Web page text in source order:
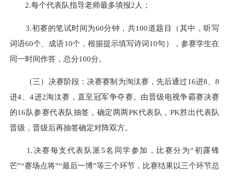
2.每个代表队指导老师最多填报2人；
3.初赛的笔试时间为60分钟，共100道题目（其中，听写
词语60个、成语10个，根据提示填写诗词10句），参赛学生在
同一时间作答，总分100分。
（三）决赛阶段：决赛赛制为淘汰赛，先后通过16进8、8
进4、4进2淘汰赛，直至冠军争夺赛。由晋级电视争霸赛决赛
的16队参赛代表队抽签，确定两两PK代表队，PK胜出代表队
晋级，晋级后再抽签确定对阵双方。
1.决赛每支代表队派5名同学参加，比赛分为“初露锋
芒”“赛场点将”“最后一博”等三个环节，比赛结果以三个环节总